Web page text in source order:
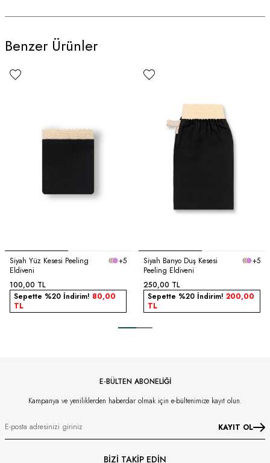
Benzer Ürünler
Siyah Yüz Kesesi Peeling
Eldiveni
+5
100,00 TL
Sepette %20 İndirim! 80,00
TL
Siyah Banyo Duş Kesesi
Peeling Eldiveni
+5
250,00 TL
Sepette %20 İndirim! 200,00
TL
E-BÜLTEN ABONELİĞİ
Kampanya ve yeniliklerden haberdar olmak için e-bültenimize kayıt olun.
KAYIT OL
BİZİ TAKİP EDİN